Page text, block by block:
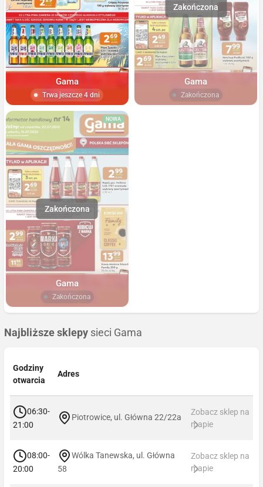
Gama
Trwa jeszcze 4 dni
Gama
Zakończona
NOWA
Gama
Zakończona
Najbliższe sklepy sieci Gama
Godziny
otwarcia
Adres
06:30-
21:00
Piotrowice, ul. Główna 22/22a
Zobacz sklep na
mapie
08:00-
20:00
Wólka Tanewska, ul. Główna
58
Zobacz sklep na
mapie